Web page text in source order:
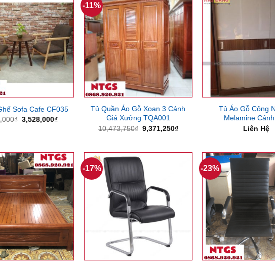
Sofa Cafe CF035
₫ Giá
3,528,000₫Giá
-11%
Tủ Quần Áo Gỗ Xoan 3 Cánh
Giá Xưởng TQA001
10,473,750₫ Giá
9,371,250₫Giá
9,371,250₫.
Tủ Áo Gỗ Công
Melamine
Liên Hệ
-17% -23%